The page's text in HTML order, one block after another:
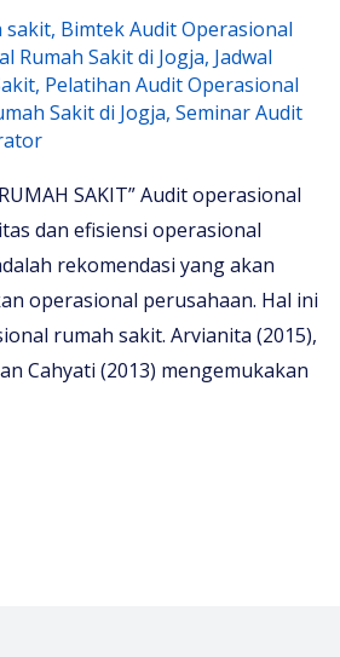
sakit, Bimtek Audit Operasional
Rumah Sakit di Jogja, Jadwal
, Pelatihan Audit Operasional
Sakit di Jogja, Seminar Audit
SAKIT” Audit operasional
dan efisiensi operasional
rekomendasi yang akan
operasional perusahaan. Hal ini
rumah sakit. Arvianita (2015),
Cahyati (2013) mengemukakan